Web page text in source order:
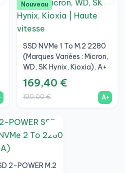
Nouveau
SSD NVMe 1 To M.2 2280
(marques Variées : Micron,
WD, SK Hynix, Kioxia), A+
169,40 €
199,00 € A+
2-POWER M.2